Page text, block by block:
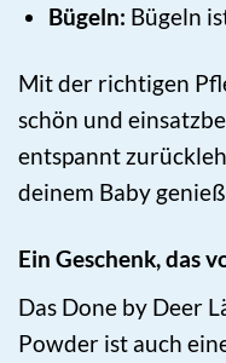
Bügeln: Bügeln
Mit der richtigen
schön und
entspannt
deinem Baby
Ein Geschenk, das
Das Done by Deer
Powder ist auch